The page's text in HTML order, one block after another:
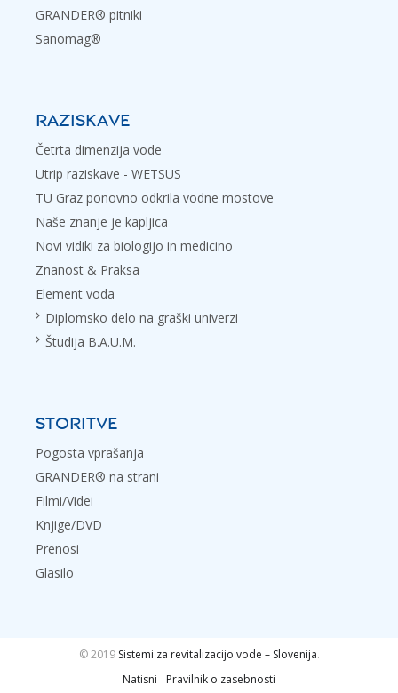
GRANDER® pitniki
Sanomag®
RAZISKAVE
Četrta dimenzija vode
Utrip raziskave - WETSUS
TU Graz ponovno odkrila vodne mostove
Naše znanje je kapljica
Novi vidiki za biologijo in medicino
Znanost & Praksa
Element voda
Diplomsko delo na graški univerzi
Študija B.A.U.M.
STORITVE
Pogosta vprašanja
GRANDER® na strani
Filmi/Videi
Knjige/DVD
Prenosi
Glasilo
© 2019 Sistemi za revitalizacijo vode – Slovenija.
Natisni
Pravilnik o zasebnosti